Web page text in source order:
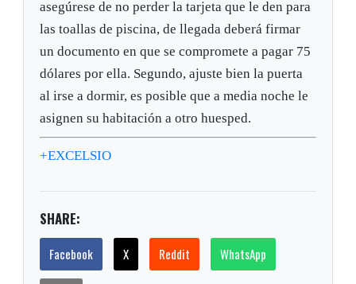
asegúrese de no perder la tarjeta que le den para
las toallas de piscina, de llegada deberá firmar
un documento en que se compromete a pagar 75
dólares por ella. Segundo, ajuste bien la puerta
al irse a dormir, es posible que a media noche le
asignen su habitación a otro huesped.
+EXCELSIO
SHARE:
Facebook X Reddit WhatsApp